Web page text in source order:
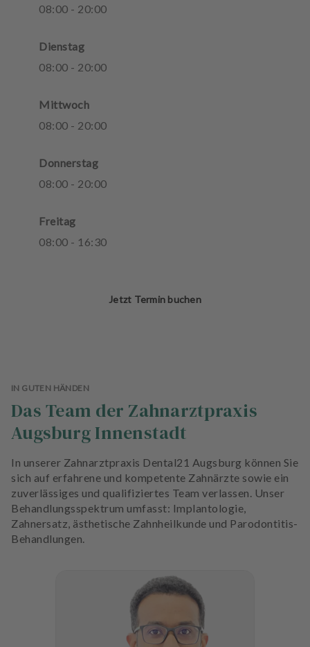
08:00 - 20:00
Dienstag
08:00 - 20:00
Mittwoch
08:00 - 20:00
Donnerstag
08:00 - 20:00
Freitag
08:00 - 16:30
Jetzt Termin buchen
IN GUTEN HÄNDEN
Das Team der Zahnarztpraxis
Augsburg Innenstadt
In unserer Zahnarztpraxis Dental21 Augsburg können Sie
sich auf erfahrene und kompetente Zahnärzte sowie ein
zuverlässiges und qualifiziertes Team verlassen. Unser
Behandlungsspektrum umfasst: Implantologie,
Zahnersatz, ästhetische Zahnheilkunde und Parodontitis-
Behandlungen.